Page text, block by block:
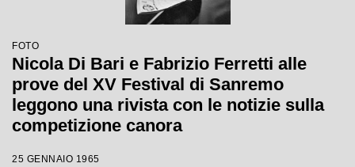
FOTO
Nicola Di Bari e Fabrizio Ferretti alle
prove del XV Festival di Sanremo
leggono una rivista con le notizie sulla
competizione canora
25 GENNAIO 1965